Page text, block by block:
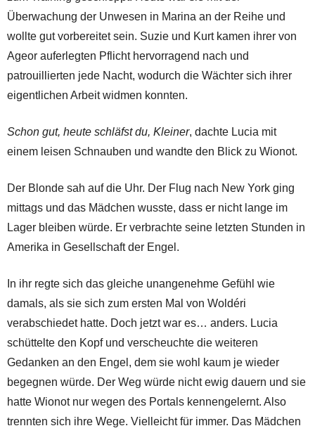
Überwachung der Unwesen in Marina an der Reihe und
wollte gut vorbereitet sein. Suzie und Kurt kamen ihrer von
Ageor auferlegten Pflicht hervorragend nach und
patrouillierten jede Nacht, wodurch die Wächter sich ihrer
eigentlichen Arbeit widmen konnten.
Schon gut, heute schläfst du, Kleiner, dachte Lucia mit
einem leisen Schnauben und wandte den Blick zu Wionot.
Der Blonde sah auf die Uhr. Der Flug nach New York ging
mittags und das Mädchen wusste, dass er nicht lange im
Lager bleiben würde. Er verbrachte seine letzten Stunden in
Amerika in Gesellschaft der Engel.
In ihr regte sich das gleiche unangenehme Gefühl wie
damals, als sie sich zum ersten Mal von Woldéri
verabschiedet hatte. Doch jetzt war es… anders. Lucia
schüttelte den Kopf und verscheuchte die weiteren
Gedanken an den Engel, dem sie wohl kaum je wieder
begegnen würde. Der Weg würde nicht ewig dauern und sie
hatte Wionot nur wegen des Portals kennengelernt. Also
trennten sich ihre Wege. Vielleicht für immer. Das Mädchen